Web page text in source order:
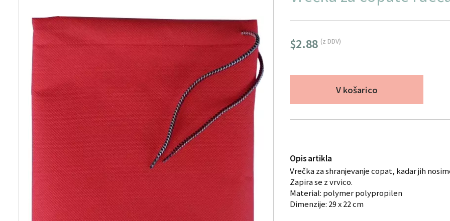
$2.88 (z DDV)
V košarico
Opis artikla
Vrečka za shranjevanje copat, kadar jih
Zapira se z vrvico.
Material: polymer polypropilen
Dimenzije: 29 x 22 cm